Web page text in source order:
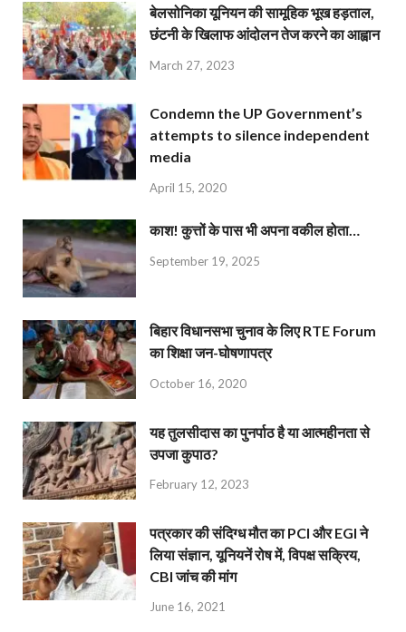
बेलसोनिका यूनियन की सामूहिक भूख हड़ताल,
छंटनी के खिलाफ आंदोलन तेज करने का आह्वान
March 27, 2023
Condemn the UP Government’s
attempts to silence independent
media
April 15, 2020
काश! कुत्तों के पास भी अपना वकील होता…
September 19, 2025
बिहार विधानसभा चुनाव के लिए RTE Forum
का शिक्षा जन-घोषणापत्र
October 16, 2020
यह तुलसीदास का पुनर्पाठ है या आत्महीनता से
उपजा कुपाठ?
February 12, 2023
पत्रकार की संदिग्ध मौत का PCI और EGI ने
लिया संज्ञान, यूनियनें रोष में, विपक्ष सक्रिय,
CBI जांच की मांग
June 16, 2021